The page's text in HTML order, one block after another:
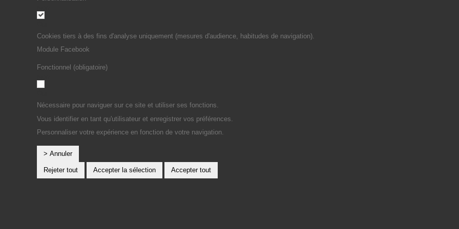
Cookies tiers à des fins d'analyse uniquement (mesures d'audience, habitudes de navigation).
Module Facebook
Fonctionnel (obligatoire)
Nécessaire pour naviguer sur ce site et utiliser ses fonctions.
Vous identifier en tant qu'utilisateur et enregistrer vos préférences.
Personnaliser votre expérience en fonction de votre navigation.
> Annuler
Rejeter tout Accepter la sélection Accepter tout